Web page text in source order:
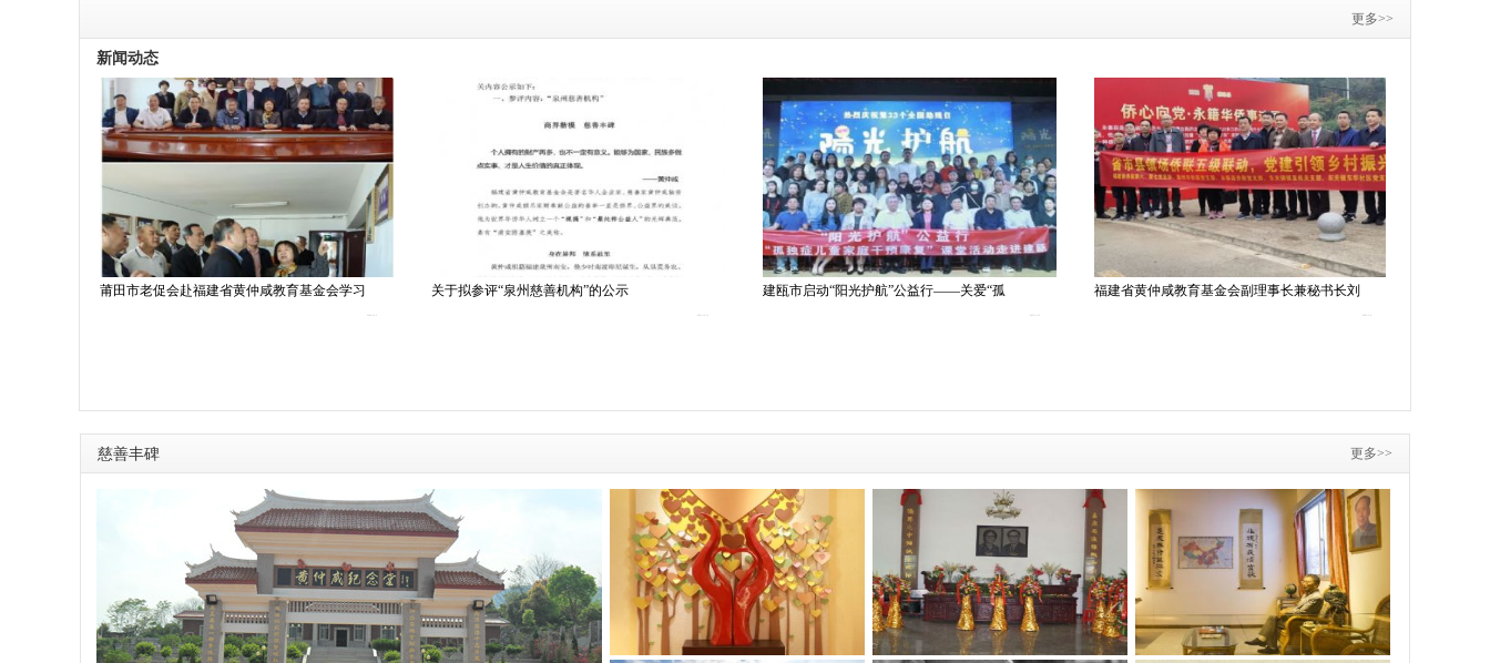
个人获此殊荣。
更多>>
新闻动态
莆田市老促会赴福建省黄仲咸教育基金会学习 关于拟参评“泉州慈善机构”的公示 建瓯市启动“阳光护航”公益行——关爱“孤 福建省黄仲咸教育基金会副理事长兼秘书长刘
更多>>
慈善丰碑